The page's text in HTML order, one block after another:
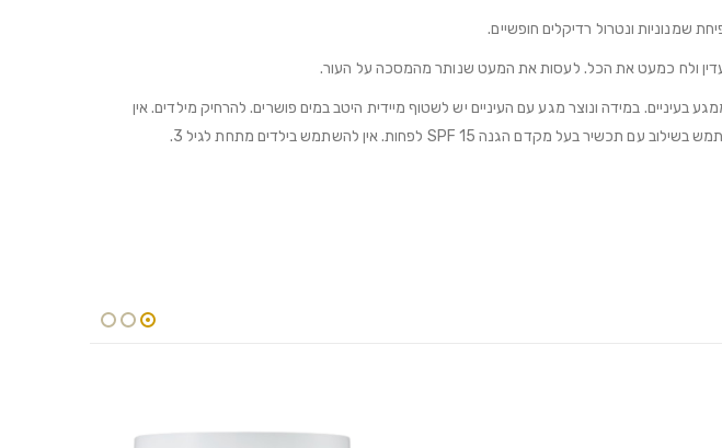
שמנוניות ונטרול רדיקלים חופשיים.
במידה ונוצר מגע עם העיניים יש לשטוף מיידית היטב במים פושרים. להרחיק מילדים. אין